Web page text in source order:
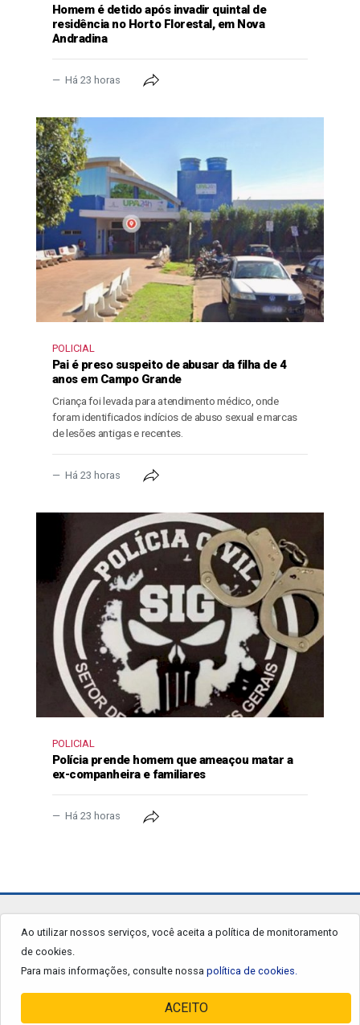
Homem é detido após invadir quintal de
residência no Horto Florestal, em Nova
Andradina
Há 23 horas
POLICIAL
Pai é preso suspeito de abusar da filha de 4
anos em Campo Grande
Criança foi levada para atendimento médico, onde
foram identificados indícios de abuso sexual e marcas
de lesões antigas e recentes.
Há 23 horas
POLICIAL
Polícia prende homem que ameaçou matar a
ex-companheira e familiares
Há 23 horas
Ao utilizar nossos serviços, você aceita a política de monitoramento
de cookies.
Para mais informações, consulte nossa política de cookies.
ACEITO
jornalgrandourados.com.br